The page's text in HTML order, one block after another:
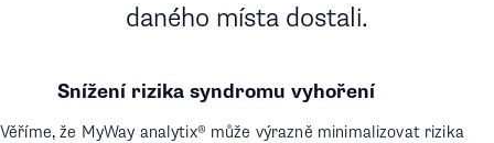
daného místa dostali.
Snížení rizika syndromu vyhoření
Věříme, že MyWay analytix® může výrazně minimalizovat rizika